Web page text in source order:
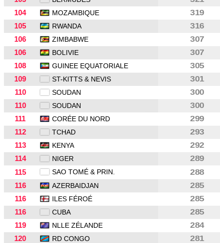
104
MOZAMBIQUE
319
105
RWANDA
316
106
ZIMBABWE
307
106
BOLIVIE
307
108
GUINEE EQUATORIALE
305
109
ST-KITTS & NEVIS
301
110
SOUDAN
300
110
SOUDAN
300
111
CORÉE DU NORD
299
112
TCHAD
293
113
KENYA
292
114
NIGER
289
115
SAO TOMÉ & PRIN.
288
116
AZERBAIDJAN
285
116
ILES FÉROÉ
285
116
CUBA
285
119
NLLE ZÉLANDE
284
120
RD CONGO
281